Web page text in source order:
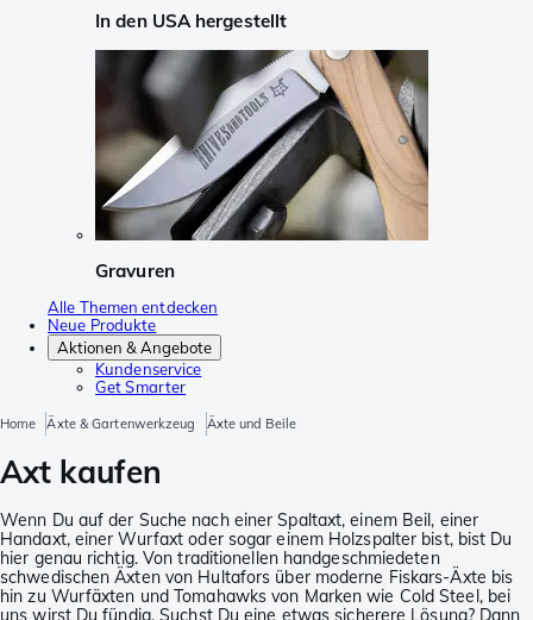
In den USA hergestellt
Gravuren
Alle Themen entdecken
Neue Produkte
Aktionen & Angebote
Kundenservice
Get Smarter
Home Äxte & Gartenwerkzeug Äxte und Beile
Axt kaufen
Wenn Du auf der Suche nach einer Spaltaxt, einem Beil, einer
Handaxt, einer Wurfaxt oder sogar einem Holzspalter bist, bist Du
hier genau richtig. Von traditionellen handgeschmiedeten
schwedischen Äxten von Hultafors über moderne Fiskars-Äxte bis
hin zu Wurfäxten und Tomahawks von Marken wie Cold Steel, bei
uns wirst Du fündig. Suchst Du eine etwas sicherere Lösung? Dann